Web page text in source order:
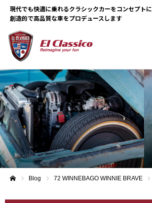
現代でも快適に乗れるクラシックカーをコンセプトに
Blog 72 WINNEBAGO WINNIE BRAVE